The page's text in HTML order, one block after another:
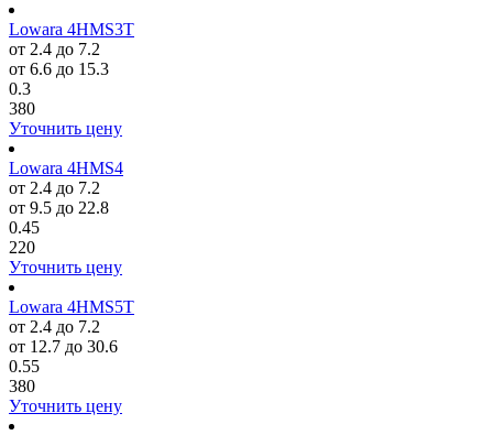
Lowara 4HMS3T
от 2.4 до 7.2
от 6.6 до 15.3
0.3
380
Уточнить цену
Lowara 4HMS4
от 2.4 до 7.2
от 9.5 до 22.8
0.45
220
Уточнить цену
Lowara 4HMS5T
от 2.4 до 7.2
от 12.7 до 30.6
0.55
380
Уточнить цену